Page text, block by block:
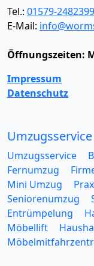
Tel.: 01579-2482399
E-Mail:
Öffnungszeiten:
Impressum
Datenschutz
Umzugsservice
Umzugsservice
Fernumzug
Mini Umzug
Seniorenumzug
Entrümpelung
Möbellift